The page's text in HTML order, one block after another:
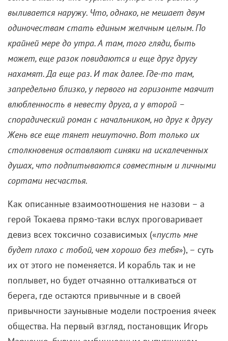
запредельно близко, у первого на горизонте маячит
влюбленность в невесту друга, а у второй –
спорадический роман с начальником, но друг к другу
Жень все еще тянет нешуточно. Вот только их
столкновения оставляют синяки на искалеченных
душах, что подпитываются совместным и личными
сортами несчастья.
Как описанные взаимоотношения не назови – а
герой Токаева прямо-таки вслух проговаривает
девиз всех токсично созависимых («пусть мне
будет плохо с тобой, чем хорошо без тебя»), – суть
их от этого не поменяется. И корабль так и не
поплывет, но будет отчаянно отталкиваться от
берега, где остаются привычные и в своей
привычности заунывные модели построения ячеек
общества. На первый взгляд, постановщик Игорь
Марченко, будучи амбициозным выпускником
Московской школы кино и дебютантом в полном
метре, придерживается именно позиции сценарной